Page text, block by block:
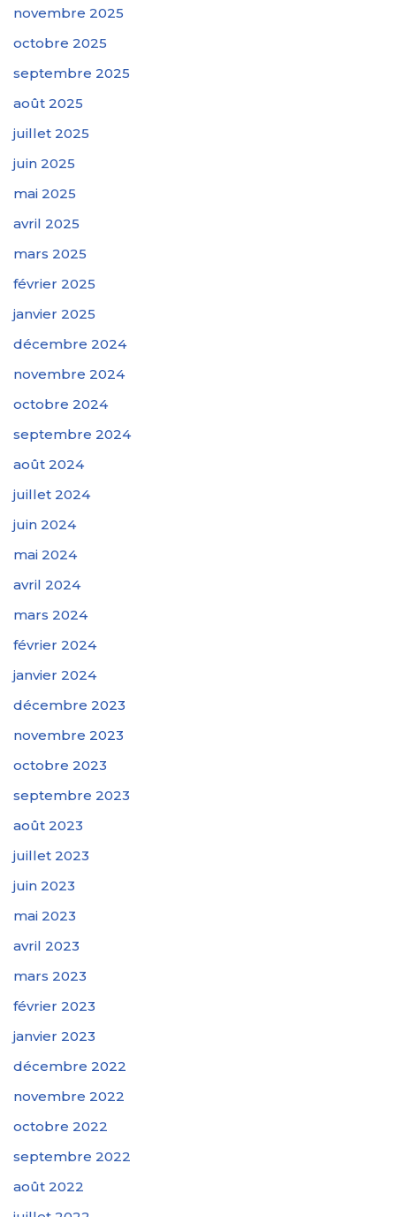
novembre 2025
octobre 2025
septembre 2025
août 2025
juillet 2025
juin 2025
mai 2025
avril 2025
mars 2025
février 2025
janvier 2025
décembre 2024
novembre 2024
octobre 2024
septembre 2024
août 2024
juillet 2024
juin 2024
mai 2024
avril 2024
mars 2024
février 2024
janvier 2024
décembre 2023
novembre 2023
octobre 2023
septembre 2023
août 2023
juillet 2023
juin 2023
mai 2023
avril 2023
mars 2023
février 2023
janvier 2023
décembre 2022
novembre 2022
octobre 2022
septembre 2022
août 2022